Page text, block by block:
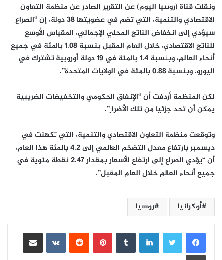
ونقلت قناة (روسيا اليوم) عن التقرير الصادر عن منظمة التعاون
الاقتصادي والتنمية، التي تضم في عضويتها 38 دولة، إن “الصراع
سيؤدي إلى انخفاض الناتج المحلي الإجمالي، المقياس الأوسع
للناتج الاقتصادي، خلال العام المقبل بنسبة 1.08 بالمئة في جميع
أنحاء العالم، وبنسبة 1.4 بالمئة في 19 دولة أوروبية تشترك في
اليورو. وبنسبة 0.88 بالمئة في الولايات المتحدة”.
لكن المنظمة أردفت أن “الإنفاق الحكومي والتخفيضات الضريبية
يمكن أن تحد جزئيا من تلك الأضرار”.
وتوقعت منظمة التعاون الاقتصادي والتنمية، التي تكهنت في
ديسمبر بارتفاع معدل التضخم العالمي إلى 4.2 بالمئة هذا العام،
أن “يؤدي الصراع إلى ارتفاع الأسعار بمقدار 2.47 نقطة مئوية في
جميع أنحاء العالم خلال العام المقبل”.
أوكرانيا روسيا
لينكدإن بينتيريست
مشاركة عبر البريد
طباعة